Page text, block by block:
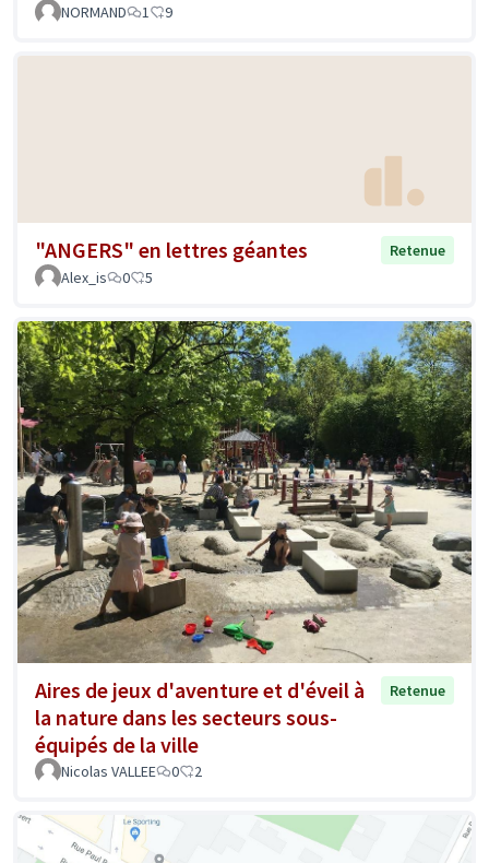
NORMAND 1 9
"ANGERS" en lettres géantes
Retenue
Alex_is
0 5
Aires de jeux d'aventure et d'éveil à
la nature dans les secteurs sous-
équipés de la ville
Retenue
Nicolas VALLEE 0 2